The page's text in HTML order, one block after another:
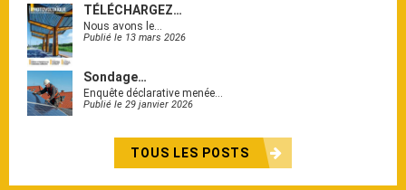
TÉLÉCHARGEZ…
Nous avons le…
Publié le 13 mars 2026
Sondage…
Enquête déclarative menée…
Publié le 29 janvier 2026
TOUS LES POSTS